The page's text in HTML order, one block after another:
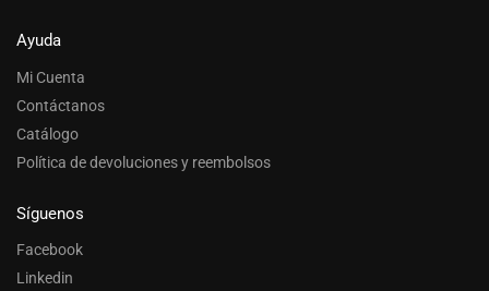
Ayuda
Mi Cuenta
Contáctanos
Catálogo
Política de devoluciones y reembolsos
Síguenos
Facebook
Linkedin